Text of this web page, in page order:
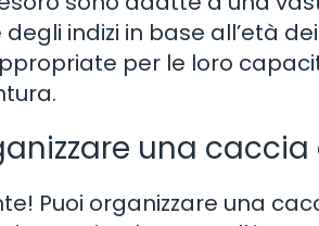
indizi in base all’età
per le loro
una
Puoi organizzare una